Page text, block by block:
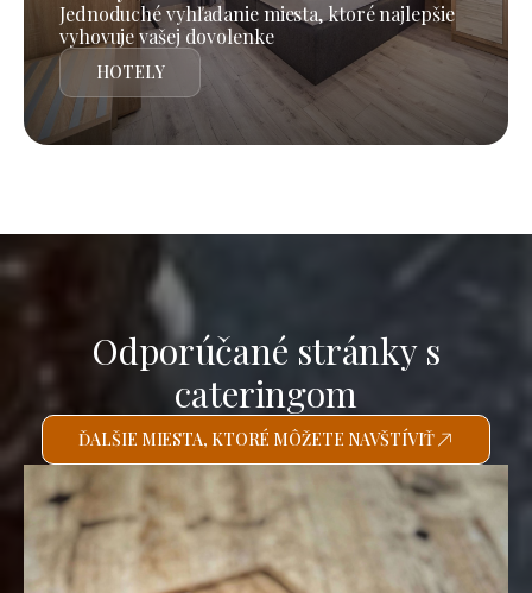
Jednoduché vyhľadanie miesta, ktoré najlepšie
vyhovuje vašej dovolenke
HOTELY
Odporúčané stránky s
cateringom
ĎALŠIE MIESTA, KTORÉ MÔŽETE NAVŠTÍVIŤ